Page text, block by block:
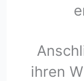
ihren